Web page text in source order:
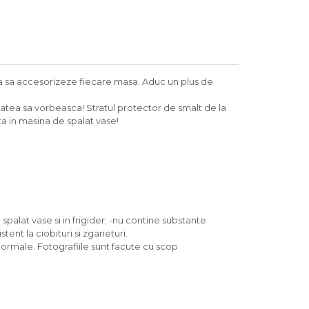
accesorizeze fiecare masa. Aduc un plus de
sa vorbeasca! Stratul protector de smalt de la
in masina de spalat vase!
vase si in frigider; -nu contine substante
la ciobituri si zgarieturi.
Fotografiile sunt facute cu scop